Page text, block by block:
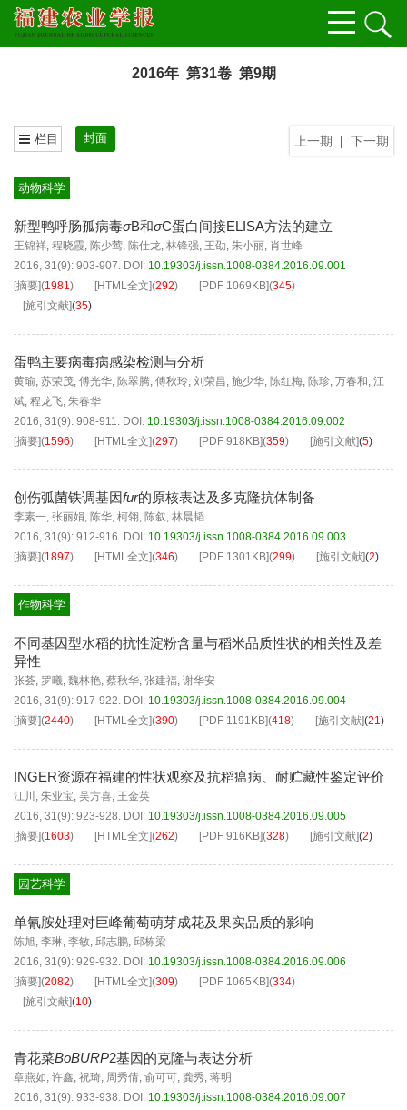
2016年 第31卷 第9期
上一期 | 下一期
栏目 封面
动物科学
新型鸭呼肠孤病毒σB和σC蛋白间接ELISA方法的建立
王锦祥, 程晓霞, 陈少莺, 陈仕龙, 林锋强, 王劭, 朱小丽, 肖世峰
2016, 31(9): 903-907. DOI: 10.19303/j.issn.1008-0384.2016.09.001
[摘要](1981) [HTML全文](292) [PDF 1069KB](345)
[施引文献](35)
蛋鸭主要病毒病感染检测与分析
黄瑜, 苏荣茂, 傅光华, 陈翠腾, 傅秋玲, 刘荣昌, 施少华, 陈红梅, 陈珍, 万春和, 江
斌, 程龙飞, 朱春华
2016, 31(9): 908-911. DOI: 10.19303/j.issn.1008-0384.2016.09.002
[摘要](1596) [HTML全文](297) [PDF 918KB](359) [施引文献](5)
创伤弧菌铁调基因fur的原核表达及多克隆抗体制备
李素一, 张丽娟, 陈华, 柯翎, 陈叙, 林晨韬
2016, 31(9): 912-916. DOI: 10.19303/j.issn.1008-0384.2016.09.003
[摘要](1897) [HTML全文](346) [PDF 1301KB](299) [施引文献](2)
作物科学
不同基因型水稻的抗性淀粉含量与稻米品质性状的相关性及差
异性
张荟, 罗曦, 魏林艳, 蔡秋华, 张建福, 谢华安
2016, 31(9): 917-922. DOI: 10.19303/j.issn.1008-0384.2016.09.004
[摘要](2440) [HTML全文](390) [PDF 1191KB](418) [施引文献](21)
INGER资源在福建的性状观察及抗稻瘟病、耐贮藏性鉴定评价
江川 , 朱业宝, 吴方喜, 王金英
2016, 31(9): 923-928. DOI: 10.19303/j.issn.1008-0384.2016.09.005
[摘要](1603) [HTML全文](262) [PDF 916KB](328) [施引文献](2)
园艺科学
单氰胺处理对巨峰葡萄萌芽成花及果实品质的影响
陈旭, 李琳, 李敏, 邱志鹏, 邱栋梁
2016, 31(9): 929-932. DOI: 10.19303/j.issn.1008-0384.2016.09.006
[摘要](2082) [HTML全文](309) [PDF 1065KB](334)
[施引文献](10)
青花菜BoBURP2基因的克隆与表达分析
章燕如, 许鑫, 祝琦, 周秀倩, 俞可可, 龚秀, 蒋明
2016, 31(9): 933-938. DOI: 10.19303/j.issn.1008-0384.2016.09.007